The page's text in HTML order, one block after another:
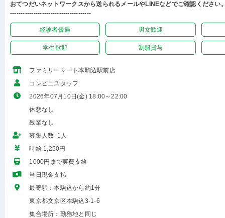
おてつだいネットワークスから送られるメールやLINEなどでご確認ください
--------------------------------------
経験者優遇 男女歓迎
学生歓迎 制服貸与
ファミリーマート本駒込駅前店
コンビニスタッフ
2026年07月10日(金) 18:00～22:00
休憩なし
残業なし
募集人数 1人
時給 1,250円
1000円まで実費支給
当日現金支払
最寄駅：本駒込から約1分
東京都文京区本駒込3-1-6
集合場所：勤務地と同じ